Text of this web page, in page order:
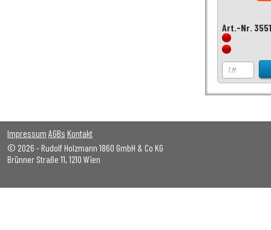
Art.-Nr.
Impressum AGBs Kontakt
© 2026 - Rudolf Holzmann 1860 GmbH & Co KG
Brünner Straße 11, 1210 Wien